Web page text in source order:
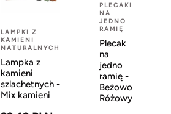
LAMPKI Z
KAMIENI
NATURALNYCH
Lampka z
kamieni
szlachetnych -
Mix kamieni
PLECAKI
NA
JEDNO
RAMIĘ
Plecak
na
jedno
ramię -
Beżowo
Różowy